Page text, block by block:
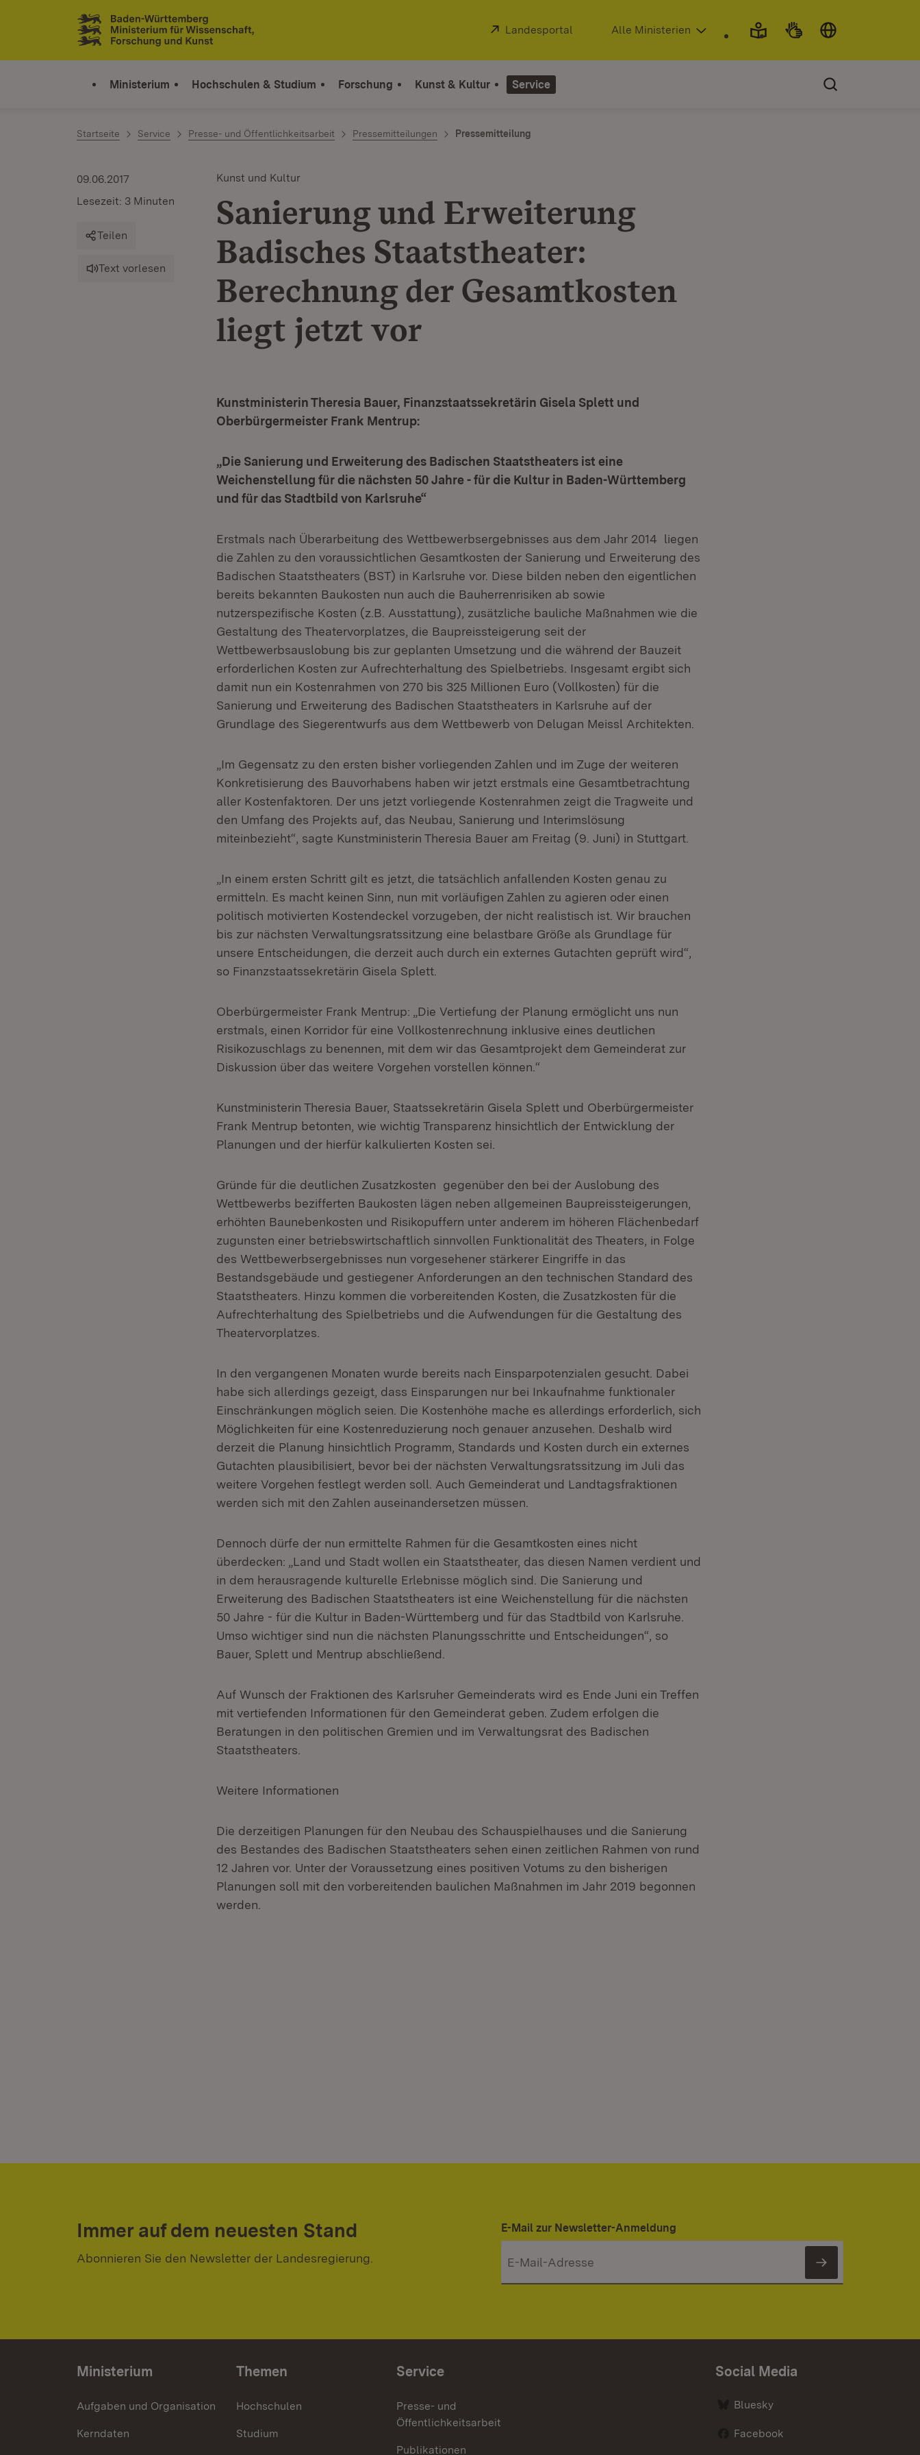
Zum Inhalt springen
Link zur Startseite
Extern:
Landesportal (Öffnet in neuem Fenster)
Alle Ministerien
Ministerium Hochschulen & Studium Forschung Kunst & Kultur Service
Startseite Service Presse- und Öffentlichkeitsarbeit Pressemitteilungen Pressemitteilung
Kunst und Kultur
Sanierung und Erweiterung
Badisches Staatstheater:
Berechnung der Gesamtkosten
liegt jetzt vor
09.06.2017
Lesezeit: 3 Minuten
Teilen
Text vorlesen
Kunstministerin Theresia Bauer, Finanzstaatssekretärin Gisela Splett und
Oberbürgermeister Frank Mentrup:
„Die Sanierung und Erweiterung des Badischen Staatstheaters ist eine
Weichenstellung für die nächsten 50 Jahre - für die Kultur in Baden-Württemberg
und für das Stadtbild von Karlsruhe“
Erstmals nach Überarbeitung des Wettbewerbsergebnisses aus dem Jahr 2014 liegen
die Zahlen zu den voraussichtlichen Gesamtkosten der Sanierung und Erweiterung des
Badischen Staatstheaters (BST) in Karlsruhe vor. Diese bilden neben den eigentlichen
bereits bekannten Baukosten nun auch die Bauherren­risiken ab sowie
nutzerspezifische Kosten (z.B. Ausstattung), zusätzliche bau­liche Maßnahmen wie die
Gestaltung des Theatervorplatzes, die Baupreis­steigerung seit der
Wettbewerbsauslobung bis zur geplanten Umsetzung und die während der Bauzeit
erforderlichen Kosten zur Aufrechterhaltung des Spiel­betriebs. Insgesamt ergibt sich
damit nun ein Kostenrahmen von 270 bis 325 Millionen Euro (Vollkosten) für die
Sanierung und Erweiterung des Badischen Staats­theaters in Karlsruhe auf der
Grundlage des Siegerentwurfs aus dem Wettbe­werb von Delugan Meissl Architekten.
„Im Gegensatz zu den ersten bisher vorliegenden Zahlen und im Zuge der weiteren
Konkretisierung des Bauvorhabens haben wir jetzt erstmals eine Gesamtbetrachtung
aller Kostenfaktoren. Der uns jetzt vorliegende Kostenrahmen zeigt die Tragweite und
den Umfang des Projekts auf, das Neubau, Sanierung und Interimslösung
miteinbezieht“, sagte Kunstministerin Theresia Bauer am Freitag (9. Juni) in Stuttgart.
„In einem ersten Schritt gilt es jetzt, die tatsächlich anfallenden Kosten genau zu
ermitteln. Es macht keinen Sinn, nun mit vorläufigen Zahlen zu agieren oder einen
politisch motivierten Kostendeckel vorzugeben, der nicht realistisch ist. Wir brauchen
bis zur nächsten Verwaltungsratssitzung eine belastbare Größe als Grundlage für
unsere Entscheidungen, die derzeit auch durch ein externes Gutachten geprüft wird“,
so Finanzstaatssekretärin Gisela Splett.
Oberbürgermeister Frank Mentrup: „Die Vertiefung der Planung ermöglicht uns nun
erstmals, einen Korridor für eine Vollkostenrechnung inklusive eines deutlichen
Risikozuschlags zu benennen, mit dem wir das Gesamtprojekt dem Gemeinderat zur
Diskussion über das weitere Vorgehen vorstellen können.“
Kunstministerin Theresia Bauer, Staatssekretärin Gisela Splett und Oberbürgermeister
Frank Mentrup betonten, wie wichtig Transparenz hinsichtlich der Entwicklung der
Planungen und der hierfür kalkulierten Kosten sei.
Gründe für die deutlichen Zusatzkosten gegenüber den bei der Auslobung des
Wettbewerbs bezifferten Baukosten lägen neben allgemeinen Baupreissteigerungen,
erhöhten Baunebenkosten und Risikopuffern unter anderem im höheren Flächenbedarf
zugunsten einer betriebswirtschaftlich sinnvollen Funktionalität des Theaters, in Folge
des Wettbewerbsergebnisses nun vorgesehener stärkerer Eingriffe in das
Bestandsgebäude und gestiegener Anforderungen an den technischen Standard des
Staatstheaters. Hinzu kommen die vorbereitenden Kosten, die Zusatzkosten für die
Aufrechterhaltung des Spielbetriebs und die Aufwendungen für die Gestaltung des
Theatervorplatzes.
In den vergangenen Monaten wurde bereits nach Einsparpotenzialen gesucht. Dabei
habe sich allerdings gezeigt, dass Einsparungen nur bei Inkaufnahme funktionaler
Einschränkungen möglich seien. Die Kostenhöhe mache es allerdings erforderlich, sich
Möglichkeiten für eine Kostenreduzierung noch genauer anzusehen. Deshalb wird
derzeit die Planung hinsichtlich Programm, Standards und Kosten durch ein externes
Gutachten plausibilisiert, bevor bei der nächsten Verwaltungsratssitzung im Juli das
weitere Vorgehen festlegt werden soll. Auch Gemeinderat und Landtagsfraktionen
werden sich mit den Zahlen auseinandersetzen müssen.
Dennoch dürfe der nun ermittelte Rahmen für die Gesamtkosten eines nicht
überdecken: „Land und Stadt wollen ein Staatstheater, das diesen Namen verdient und
in dem herausragende kulturelle Erlebnisse möglich sind. Die Sanierung und
Erweiterung des Badischen Staatstheaters ist eine Weichenstellung für die nächsten
50 Jahre - für die Kultur in Baden-Württemberg und für das Stadtbild von Karlsruhe.
Umso wichtiger sind nun die nächsten Planungsschritte und Entscheidungen“, so
Bauer, Splett und Mentrup abschließend.
Auf Wunsch der Fraktionen des Karlsruher Gemeinderats wird es Ende Juni ein Treffen
mit vertiefenden Informationen für den Gemeinderat geben. Zudem erfolgen die
Beratungen in den politischen Gremien und im Verwaltungsrat des Badischen
Staatstheaters.
Weitere Informationen
Die derzeitigen Planungen für den Neubau des Schauspielhauses und die Sanierung
des Bestandes des Badischen Staatstheaters sehen einen zeitlichen Rahmen von rund
12 Jahren vor. Unter der Voraussetzung eines positiven Votums zu den bisherigen
Planungen soll mit den vorbereitenden baulichen Maßnahmen im Jahr 2019 begonnen
werden.
Immer auf dem neuesten Stand
Abonnieren Sie den Newsletter der Landesregierung.
E-Mail zur Newsletter-Anmeldung
Newsletter
Ministerium
Aufgaben und Organisation
Kerndaten
Themen
Hochschulen
Studium
Service
Presse- und
Öffentlichkeitsarbeit
Publikationen
Social Media
Bluesky
Facebook